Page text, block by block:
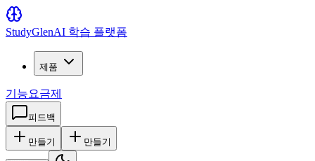
StudyGlenAI 학습 플랫폼
제품
기능요금제
피드백
만들기 만들기